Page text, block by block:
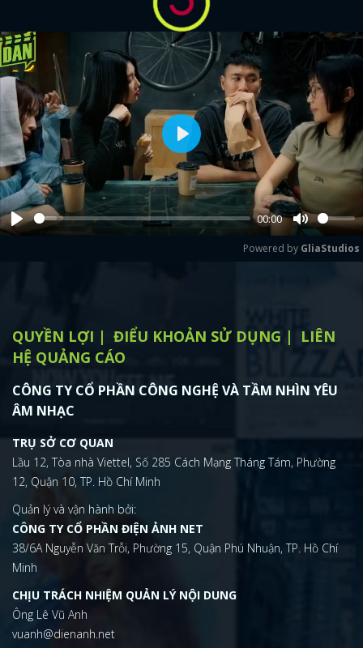
Play
00:00
Mute
Play
Powered by GliaStudios
QUYỀN LỢI ĐIỂU KHOẢN SỬ DỤNG
LIÊN
HỆ QUẢNG CÁO
CÔNG TY CỔ PHẦN CÔNG NGHỆ VÀ TẦM NHÌN YÊU
ÂM NHẠC
TRỤ SỞ CƠ QUAN
Lầu 12, Tòa nhà Viettel, Số 285 Cách Mạng Tháng Tám, Phường
12, Quận 10, TP. Hồ Chí Minh
Quản lý và vận hành bởi:
CÔNG TY CỔ PHẦN ĐIỆN ẢNH NET
38/6A Nguyễn Văn Trỗi, Phường 15, Quận Phú Nhuận, TP. Hồ Chí
Minh
CHỊU TRÁCH NHIỆM QUẢN LÝ NỘI DUNG
Ông Lê Vũ Anh
vuanh@dienanh.net